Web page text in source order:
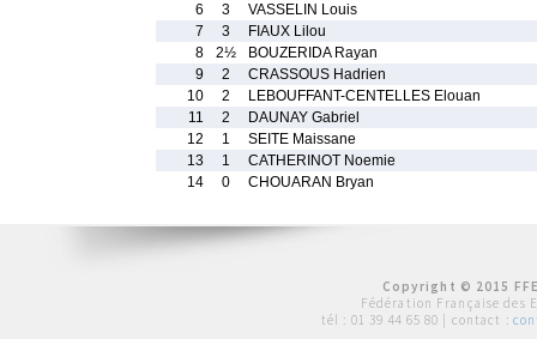
6
3
VASSELIN Louis
7
3
FIAUX Lilou
8
2½
BOUZERIDA Rayan
9
2
CRASSOUS Hadrien
10
2
LEBOUFFANT-CENTELLES Elouan
11
2
DAUNAY Gabriel
12
1
SEITE Maissane
13
1
CATHERINOT Noemie
14
0 CHOUARAN Bryan
Copyright © 2015
Fédération Française des
tél : 01 39 44 65 80 | contact :